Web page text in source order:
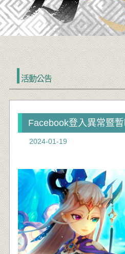
活動公告
Facebook登入異常暨
2024-01-19